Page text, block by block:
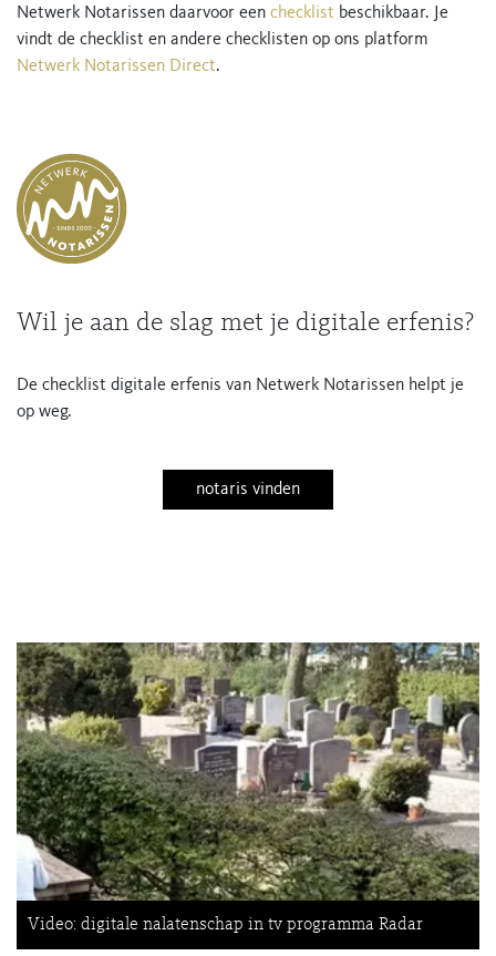
Netwerk Notarissen daarvoor een checklist beschikbaar. Je
vindt de checklist en andere checklisten op ons platform
Netwerk Notarissen Direct.
Wil je aan de slag met je digitale erfenis?
De checklist digitale erfenis van Netwerk Notarissen helpt je
op weg.
notaris vinden
Video: digitale nalatenschap in tv programma Radar